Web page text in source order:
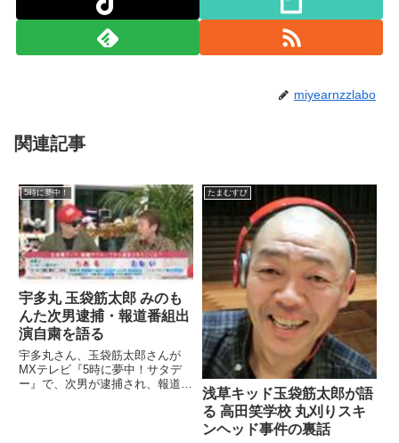
miyearnzzlabo
関連記事
5時に夢中！
宇多丸 玉袋筋太郎 みのも
んた次男逮捕・報道番組出
演自粛を語る
宇多丸さん、玉袋筋太郎さんが
MXテレビ『5時に夢中！サタデ
ー』で、次男が逮捕され、報道番
たまむすび
浅草キッド玉袋筋太郎が語
る 高田笑学校 丸刈りスキ
ンヘッド事件の裏話